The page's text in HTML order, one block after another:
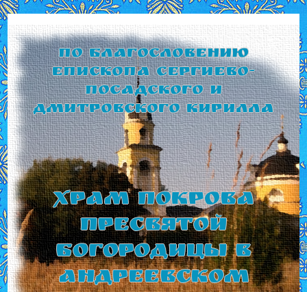
По благословению
Епископа Сергиево-
Посадского и
Дмитровского Кирилла
Храм Покрова
Пресвятой
Богородицы в
Андреевском